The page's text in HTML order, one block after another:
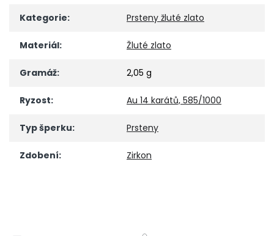
Kategorie: Prsteny žluté zlato
Materiál: Žluté zlato
Gramáž: 2,05 g
Ryzost: Au 14 karátů, 585/1000
Typ šperku: Prsteny
Zdobení: Zirkon